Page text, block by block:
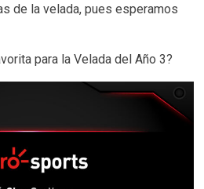
de la velada, pues esperamos
para la Velada del Año 3?